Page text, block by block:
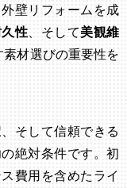
壁リフォームを成
性 、そして美観維
材選びの重要性を
そして信頼できる
絶対条件です。初
費用を含めたライ